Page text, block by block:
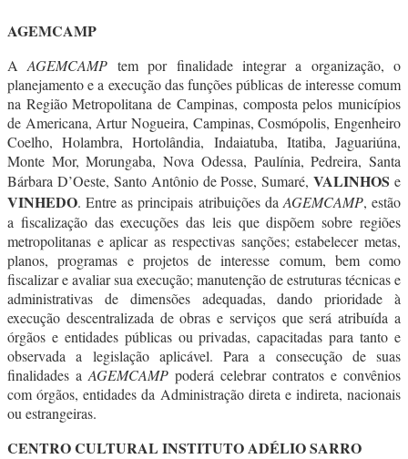
AGEMCAMP
AAGEMCAMP tem por finalidade integrar a organização, o
planejamento e a execução das funções públicas de interesse comum
na Região Metropolitana de Campinas, composta pelos municípios
de Americana, Artur Nogueira, Campinas, Cosmópolis, Engenheiro
Coelho, Holambra, Hortolândia, Indaiatuba, Itatiba, Jaguariúna,
Monte Mor, Morungaba, Nova Odessa, Paulínia, Pedreira, Santa
Bárbara D’Oeste, Santo Antônio de Posse, Sumaré,VALINHOS e
VINHEDO. Entre as principais atribuições da AGEMCAMP, estão
a fiscalização das execuções das leis que dispõem sobre regiões
metropolitanas e aplicar as respectivas sanções; estabelecer metas,
planos, programas e projetos de interesse comum, bem como
fiscalizar e avaliar sua execução; manutenção de estruturas técnicas e
administrativas de dimensões adequadas, dando prioridade à
execução descentralizada de obras e serviços que será atribuída a
órgãos e entidades públicas ou privadas, capacitadas para tanto e
observada a legislação aplicável. Para a consecução de suas
finalidades a AGEMCAMP poderá celebrar contratos e convênios
com órgãos, entidades da Administração direta e indireta, nacionais
ou estrangeiras.
CENTRO CULTURAL INSTITUTO ADÉLIO SARRO